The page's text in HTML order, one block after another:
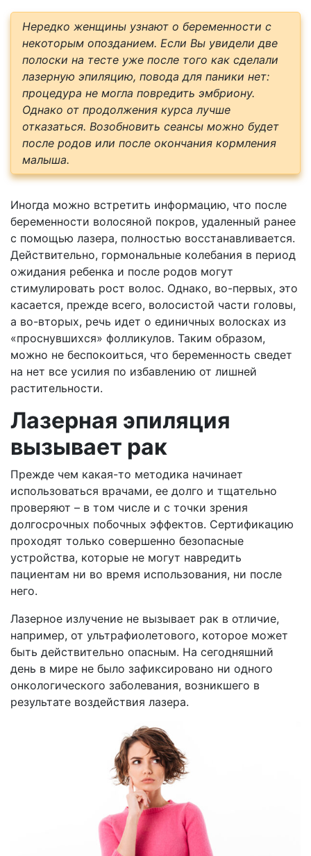
Нередко женщины узнают о беременности с
некоторым опозданием. Если Вы увидели две
полоски на тесте уже после того как сделали
лазерную эпиляцию, повода для паники нет:
процедура не могла повредить эмбриону.
Однако от продолжения курса лучше
отказаться. Возобновить сеансы можно будет
после родов или после окончания кормления
малыша.
Иногда можно встретить информацию, что после
беременности волосяной покров, удаленный ранее
с помощью лазера, полностью восстанавливается.
Действительно, гормональные колебания в период
ожидания ребенка и после родов могут
стимулировать рост волос. Однако, во-первых, это
касается, прежде всего, волосистой части головы,
а во-вторых, речь идет о единичных волосках из
«проснувшихся» фолликулов. Таким образом,
можно не беспокоиться, что беременность сведет
на нет все усилия по избавлению от лишней
растительности.
Лазерная эпиляция
вызывает рак
Прежде чем какая-то методика начинает
использоваться врачами, ее долго и тщательно
проверяют – в том числе и с точки зрения
долгосрочных побочных эффектов. Сертификацию
проходят только совершенно безопасные
устройства, которые не могут навредить
пациентам ни во время использования, ни после
него.
Лазерное излучение не вызывает рак в отличие,
например, от ультрафиолетового, которое может
быть действительно опасным. На сегодняшний
день в мире не было зафиксировано ни одного
онкологического заболевания, возникшего в
результате воздействия лазера.